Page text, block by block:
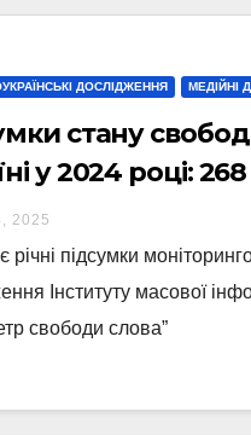
ДОСЛІДЖЕННЯ МЕДІЙНІ
стану
у 2024 році: 268
більшість з
РФ
2025
річні підсумки
Інституту масової
свободи слова”